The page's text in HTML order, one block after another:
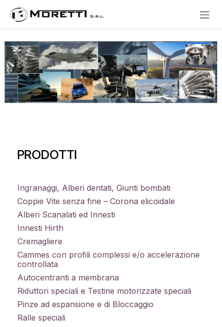
Se rendre au contenu
PRODOTTI
Ingranaggi, Alberi dentati, Giunti bombati
Coppie Vite senza fine – Corona elicoidale
Alberi Scanalati ed Innesti
Innesti Hirth
Cremagliere
Cammes con profili complessi e/o accelerazione
controllata
Autocentranti a membrana
Riduttori speciali e Testine motorizzate speciali
Pinze ad espansione e di Bloccaggio
Ralle speciali